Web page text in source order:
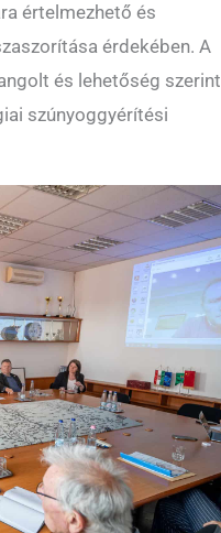
értelmezhető és
érdekében. A
és lehetőség szerint
szúnyoggyérítési